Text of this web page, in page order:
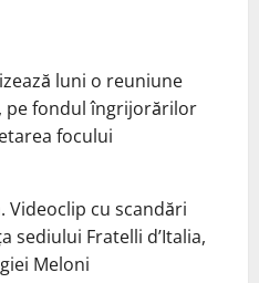
luni o reuniune
pe fondul îngrijorărilor
focului
Videoclip cu scandări
sediului Fratelli d’Italia,
Meloni